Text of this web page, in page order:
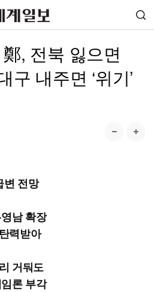
, 전북 잃으면
구 내주면 ‘위기’
변 전망
남 확장
력받아
거둬도
론 부각